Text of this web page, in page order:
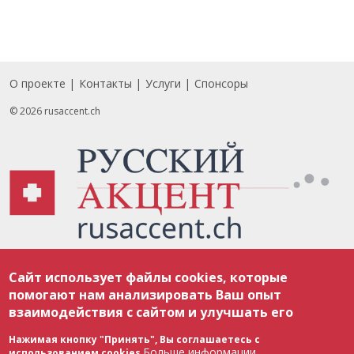
Footer
О проекте Контакты Услуги Спонсоры
© 2026 rusaccent.ch
соответствии с законодательством Швейцарии об авторском праве и
международными соглашениями. Полное или частичное использование
материалов возможно только с разрешения редакции. В случае полного
или частичного воспроизведения материалов сайта rusaccent.ch,
ОБЯЗАТЕЛЬНА АКТИВНАЯ ГИПЕРССЫЛКА на конкретный заимствованный
текст. Фотоизображения, размещенные редакцией rusaccent.ch, являются
ее исключительной собственностью. Полное или частичное
Сайт использует файлы cookies, которые
помогают нам анализировать Ваш опыт
взаимодействия с сайтом и улучшать его
Нажимая кнопку "Принять", Вы соглашаетесь с